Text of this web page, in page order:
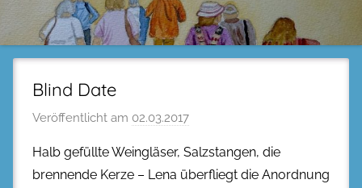
Blind Date
Veröffentlicht am 02.03.2017
Halb gefüllte Weingläser, Salzstangen, die
brennende Kerze – Lena überfliegt die Anordnung